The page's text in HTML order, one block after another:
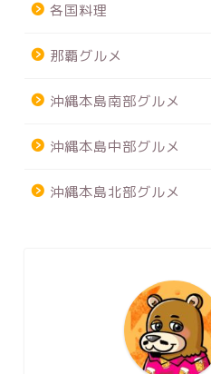
各国料理
那覇グルメ
沖縄本島南部グルメ
沖縄本島中部グルメ
沖縄本島北部グルメ